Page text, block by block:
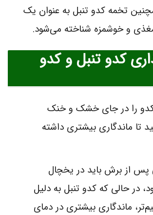
تخمه کدو تنبل به عنوان یک
و خوشمزه شناخته می‌شود.
کدو تنبل و کدو
را در جای خشک و خنک
تا ماندگاری بیشتری داشته
پس از برش باید در یخچال
در حالی که کدو تنبل به دلیل
ماندگاری بیشتری در دمای